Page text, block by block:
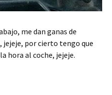
me dan ganas de
jejeje, por cierto tengo que
hora al coche, jejeje.